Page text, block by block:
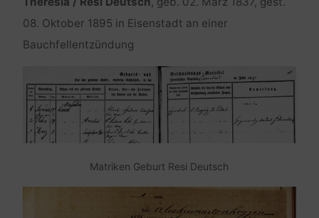
08. Oktober 1895 in Eisenstadt an einer
Bauchfellentzündung
Matriken Geburt Resi Deutsch